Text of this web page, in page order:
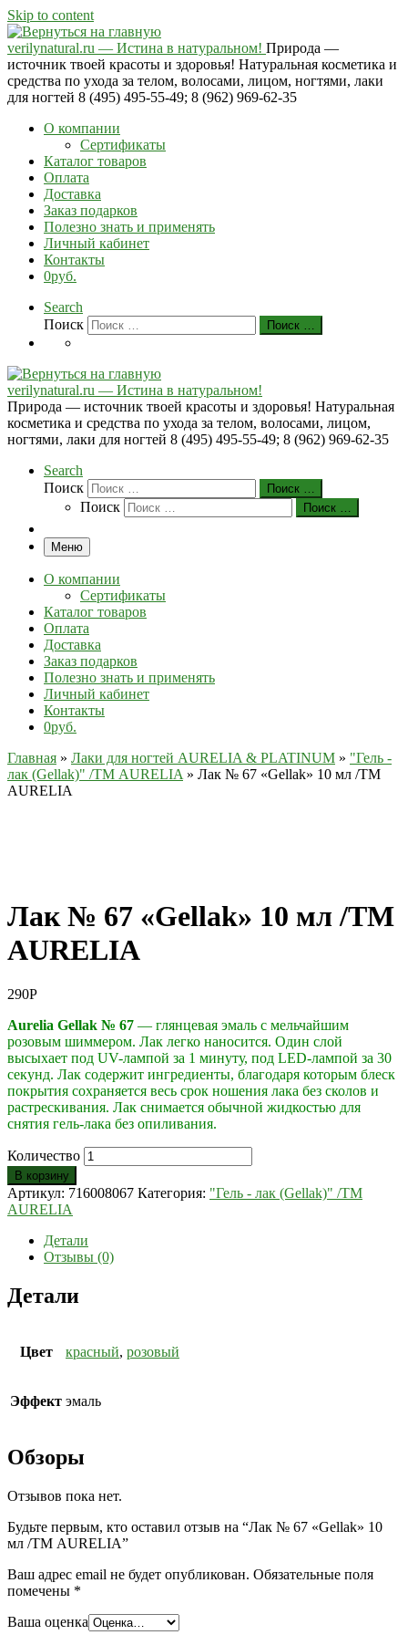
Skip to content
verilynatural.ru — Истина в натуральном! Природа —
источник твоей красоты и здоровья! Натуральная косметика и
средства по ухода за телом, волосами, лицом, ногтями, лаки
для ногтей 8 (495) 495-55-49; 8 (962) 969-62-35
О компании
Сертификаты
Каталог товаров
Оплата
Доставка
Заказ подарков
Полезно знать и применять
Личный кабинет
Контакты
0руб.
Search
Поиск
Поиск …
verilynatural.ru — Истина в натуральном!
Природа — источник твоей красоты и здоровья! Натуральная
косметика и средства по ухода за телом, волосами, лицом,
ногтями, лаки для ногтей 8 (495) 495-55-49; 8 (962) 969-62-35
Search
Поиск
Поиск …
Поиск Поиск …
Меню
О компании
Сертификаты
Каталог товаров
Оплата
Доставка
Заказ подарков
Полезно знать и применять
Личный кабинет
Контакты
0руб.
Главная » Лаки для ногтей AURELIA & PLATINUM » "Гель -
лак (Gellak)" /ТМ AURELIA » Лак № 67 «Gellak» 10 мл /ТМ
AURELIA
Лак № 67 «Gellak» 10 мл /ТМ
AURELIA
290Р
Aurelia Gellak № 67 — глянцевая эмаль с мельчайшим
розовым шиммером. Лак легко наносится. Один слой
высыхает под UV-лампой за 1 минуту, под LED-лампой за 30
секунд. Лак содержит ингредиенты, благодаря которым блеск
покрытия сохраняется весь срок ношения лака без сколов и
растрескивания. Лак снимается обычной жидкостью для
снятия гель-лака без опиливания.
Количество
В корзину
Артикул: 716008067 Категория: "Гель - лак (Gellak)" /ТМ
AURELIA
Детали
Отзывы (0)
Детали
Цвет красный, розовый
Эффект эмаль
Обзоры
Отзывов пока нет.
Будьте первым, кто оставил отзыв на “Лак № 67 «Gellak» 10
мл /ТМ AURELIA”
Ваш адрес email не будет опубликован. Обязательные поля
помечены *
Ваша оценка